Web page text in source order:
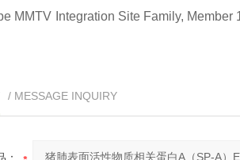
MMTV Integration Site Family,
/ MESSAGE INQUIRY